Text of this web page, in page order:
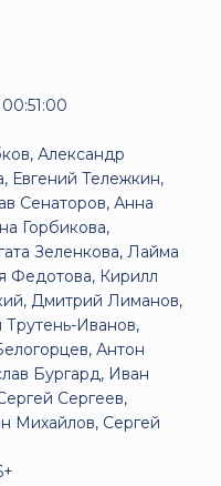
00:51:00
Александр
Евгений Тележкин,
Сенаторов, Анна
Горбикова,
Зеленкова, Лайма
Федотова, Кирилл
Дмитрий Лиманов,
Иванов,
Антон
Бургард, Иван
Сергеев,
Михайлов, Сергей